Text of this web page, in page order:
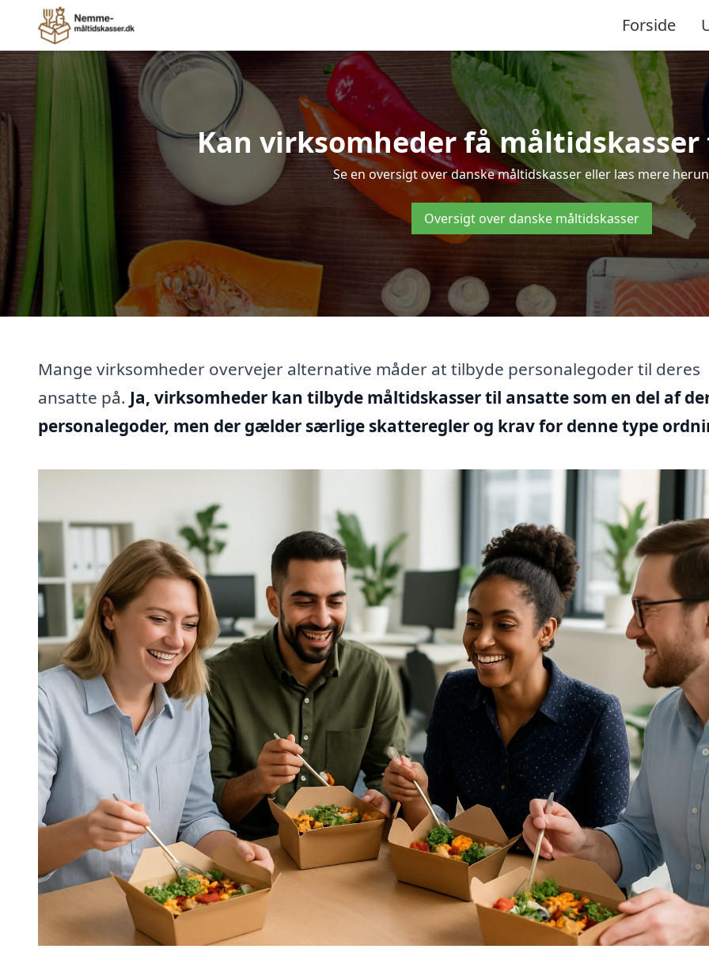
Forside
Kan virksomheder få
Se en oversigt over danske måltidskasser eller læs mere
Oversigt over danske måltidskasser
Mange virksomheder overvejer alternative måder at tilbyde personalegoder til deres
ansatte på. Ja, virksomheder kan tilbyde måltidskasser til ansatte som en del af
personalegoder, men der gælder særlige skatteregler og krav for denne type